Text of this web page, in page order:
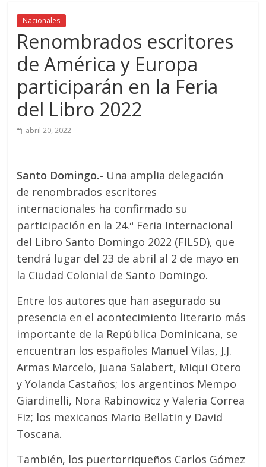
Nacionales
Renombrados escritores
de América y Europa
participarán en la Feria
del Libro 2022
abril 20, 2022
Santo Domingo.- Una amplia delegación
de renombrados escritores
internacionales ha confirmado su
participación en la 24.ª Feria Internacional
del Libro Santo Domingo 2022 (FILSD), que
tendrá lugar del 23 de abril al 2 de mayo en
la Ciudad Colonial de Santo Domingo.
Entre los autores que han asegurado su
presencia en el acontecimiento literario más
importante de la República Dominicana, se
encuentran los españoles Manuel Vilas, J.J.
Armas Marcelo, Juana Salabert, Miqui Otero
y Yolanda Castaños; los argentinos Mempo
Giardinelli, Nora Rabinowicz y Valeria Correa
Fiz; los mexicanos Mario Bellatin y David
Toscana.
También, los puertorriqueños Carlos Gómez